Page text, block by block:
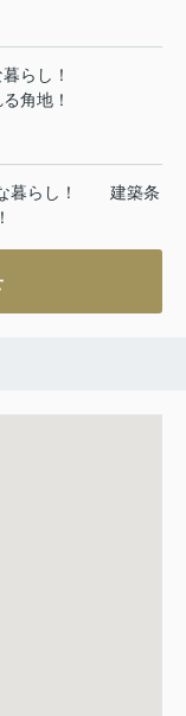
らし！
角地！
暮らし！
建築条